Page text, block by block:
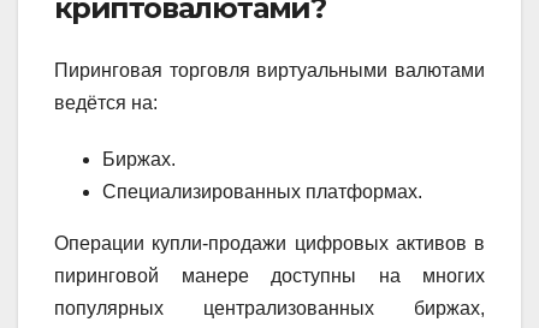
криптовалютами?
Пиринговая торговля виртуальными валютами
ведётся на:
Биржах.
Специализированных платформах.
Операции купли-продажи цифровых активов в
пиринговой манере доступны на многих
популярных централизованных биржах,